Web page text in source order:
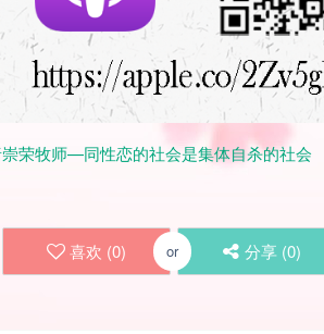
荣牧师—同性恋的社会是集体自杀的社会
喜欢 (0) or 分享 (0)